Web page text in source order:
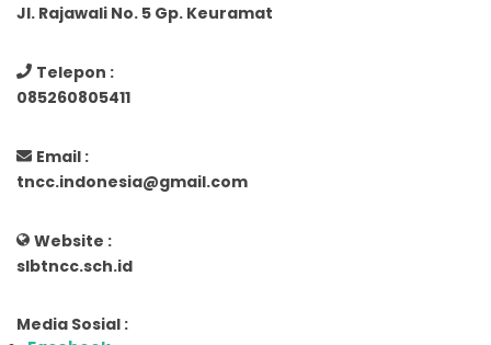
Jl. Rajawali No. 5 Gp. Keuramat
Telepon :
085260805411
Email :
tncc.indonesia@gmail.com
Website :
slbtncc.sch.id
Media Sosial :